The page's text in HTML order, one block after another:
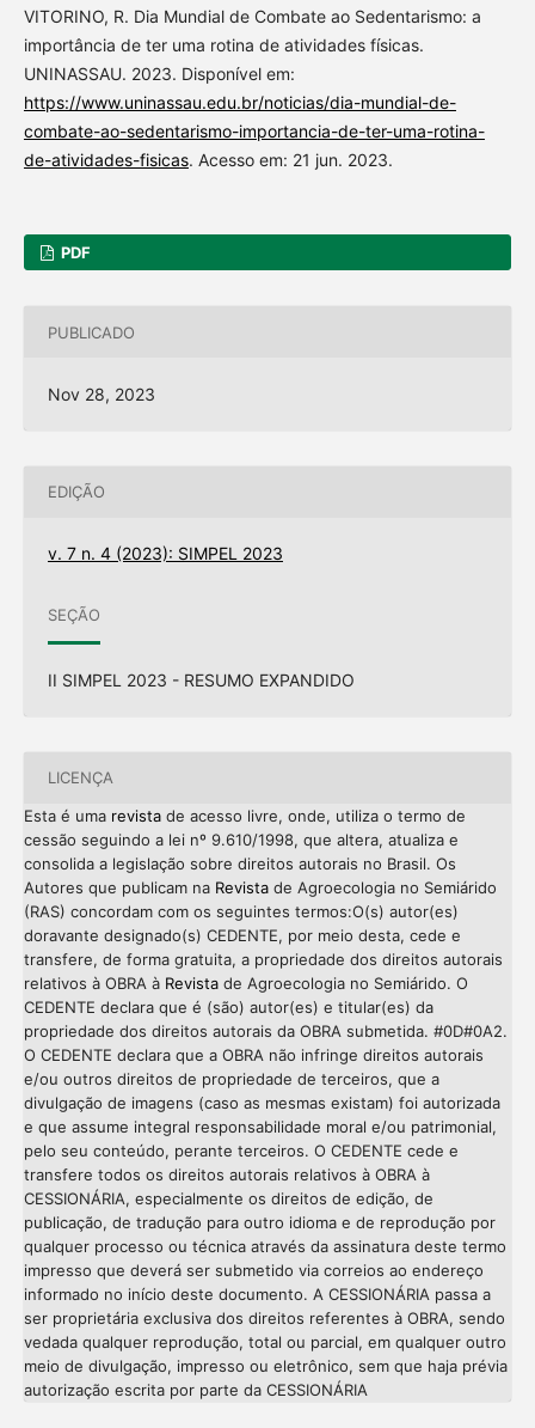
VITORINO, R. Dia Mundial de Combate ao Sedentarismo: a
importância de ter uma rotina de atividades físicas.
UNINASSAU. 2023. Disponível em:
https://www.uninassau.edu.br/noticias/dia-mundial-de-
combate-ao-sedentarismo-importancia-de-ter-uma-rotina-
de-atividades-fisicas. Acesso em: 21 jun. 2023.
PDF
PUBLICADO
Nov 28, 2023
EDIÇÃO
v. 7 n. 4 (2023): SIMPEL 2023
SEÇÃO
II SIMPEL 2023 - RESUMO EXPANDIDO
LICENÇA
Esta é uma revistade acesso livre, onde, utiliza o termo de
cessão seguindo a lei nº 9.610/1998, que altera, atualiza e
consolida a legislação sobre direitos autorais no Brasil. Os
Autores que publicam na Revistade Agroecologia no Semiárido
(RAS) concordam com os seguintes termos:O(s) autor(es)
doravante designado(s) CEDENTE, por meio desta, cede e
transfere, de forma gratuita, a propriedade dos direitos autorais
relativos à OBRA à Revistade Agroecologia no Semiárido. O
CEDENTE declara que é (são) autor(es) e titular(es) da
propriedade dos direitos autorais da OBRA submetida. #0D#0A2.
O CEDENTE declara que a OBRA não infringe direitos autorais
e/ou outros direitos de propriedade de terceiros, que a
divulgação de imagens (caso as mesmas existam) foi autorizada
e que assume integral responsabilidade moral e/ou patrimonial,
pelo seu conteúdo, perante terceiros. O CEDENTE cede e
transfere todos os direitos autorais relativos à OBRA à
CESSIONÁRIA, especialmente os direitos de edição, de
publicação, de tradução para outro idioma e de reprodução por
qualquer processo ou técnica através da assinatura deste termo
impresso que deverá ser submetido via correios ao endereço
informado no início deste documento. A CESSIONÁRIA passa a
ser proprietária exclusiva dos direitos referentes à OBRA, sendo
vedada qualquer reprodução, total ou parcial, em qualquer outro
meio de divulgação, impresso ou eletrônico, sem que haja prévia
autorização escrita por parte da CESSIONÁRIA
Intro